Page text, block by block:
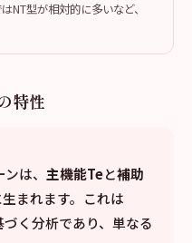
NT型が相対的に多いなど、
特性
は、 主機能Teと補助
まれます。これは
く分析であり、単なる